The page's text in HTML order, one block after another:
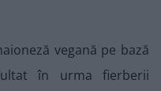
vegană pe bază
în urma fierberii